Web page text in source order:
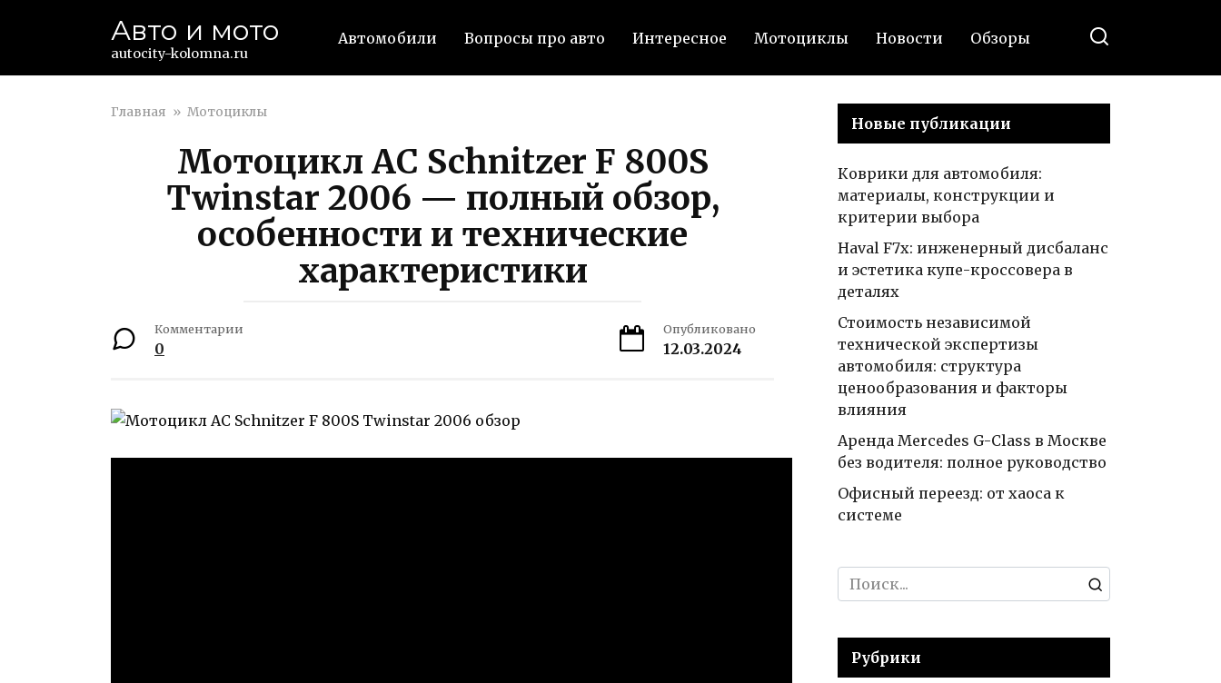
Авто и мото
autocity-kolomna.ru
Автомобили Вопросы про авто Интересное Мотоциклы Новости Обзоры
Главная » Мотоциклы
Мотоцикл AC Schnitzer F 800S
Twinstar 2006 — полный обзор,
особенности и технические
характеристики
Комментарии
0
Опубликовано
12.03.2024
Новые публикации
Коврики для автомобиля:
материалы, конструкции и
критерии выбора
Haval F7x: инженерный дисбаланс
и эстетика купе-кроссовера в
деталях
Стоимость независимой
технической экспертизы
автомобиля: структура
ценообразования и факторы
влияния
Аренда Mercedes G-Class в Москве
без водителя: полное руководство
Офисный переезд: от хаоса к
системе
Search
for:
Рубрики